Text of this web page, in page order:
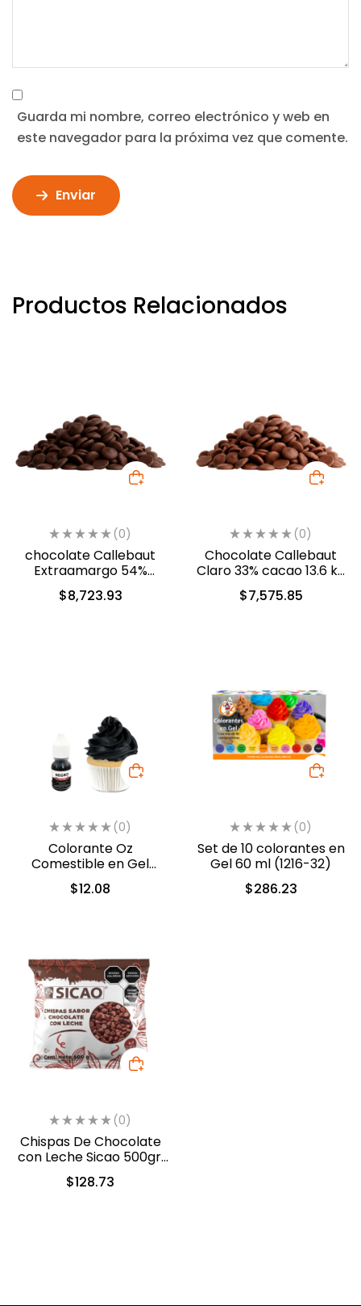
Guarda mi nombre, correo electrónico y web en
este navegador para la próxima vez que comente.
Enviar
Productos Relacionados
(0)
chocolate Callebaut
Extraamargo 54%
cacao 13.6 kg (40-8310)
$8,723.93
(0)
Chocolate Callebaut
Claro 33% cacao 13.6 kg
(40-8210)
$7,575.85
(0)
Colorante Oz
Comestible en Gel
Negro 10 ml (558)
$12.08
(0)
Set de 10 colorantes en
Gel 60 ml (1216-32)
$286.23
(0)
Chispas De Chocolate
con Leche Sicao 500gr.
(2022-A99)
$128.73